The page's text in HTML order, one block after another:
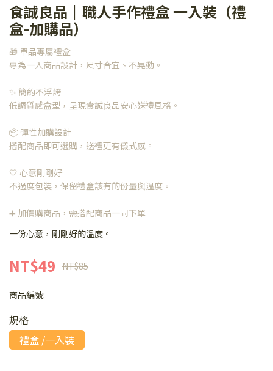
食誠良品｜職人手作禮盒 一入裝（禮
盒-加購品）
🎁 單品專屬禮盒
專為一入商品設計，尺寸合宜、不晃動。
✨ 簡約不浮誇
低調質感盒型，呈現食誠良品安心送禮風格。
📦 彈性加購設計
搭配商品即可選購，送禮更有儀式感。
🤍 心意剛剛好
不過度包裝，保留禮盒該有的份量與溫度。
➕ 加價購商品，需搭配商品一同下單
一份心意，剛剛好的溫度。
NT$49 NT$85
商品編號:
規格
禮盒 /一入裝